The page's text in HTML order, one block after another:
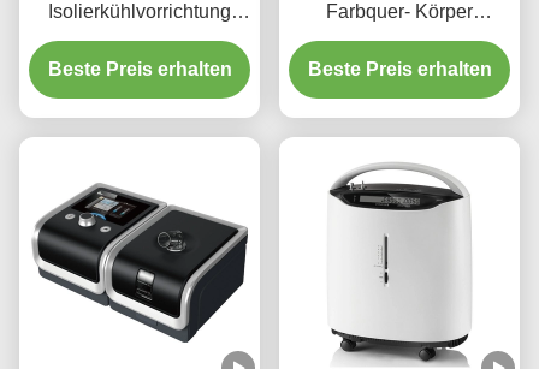
Isolierkühlvorrichtung
Tote Bag For Storage
Rosh Eco
Beste Preis erhalten
Farbquer- Körper
Mittagessen-Taschen-
Hitze-Transferdruck
Beste Preis erhalten